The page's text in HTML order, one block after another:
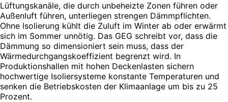
Lüftungskanäle, die durch unbeheizte Zonen führen oder
Außenluft führen, unterliegen strengen Dämmpflichten.
Ohne Isolierung kühlt die Zuluft im Winter ab oder erwärmt
sich im Sommer unnötig. Das GEG schreibt vor, dass die
Dämmung so dimensioniert sein muss, dass der
Wärmedurchgangskoeffizient begrenzt wird. In
Produktionshallen mit hohen Deckenlasten sichern
hochwertige Isoliersysteme konstante Temperaturen und
senken die Betriebskosten der Klimaanlage um bis zu 25
Prozent.